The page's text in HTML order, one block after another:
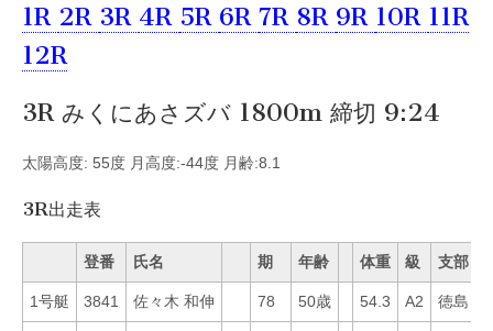
1R 2R 3R 4R 5R 6R 7R 8R 9R 10R 11R
12R
3R みくにあさズバ 1800m 締切 9:24
太陽高度: 55度 月高度:-44度 月齢:8.1
3R出走表
登番 氏名 期 年齢 体重 級 支部
1号艇 3841 佐々木 和伸 78 50歳 54.3 A2 徳島